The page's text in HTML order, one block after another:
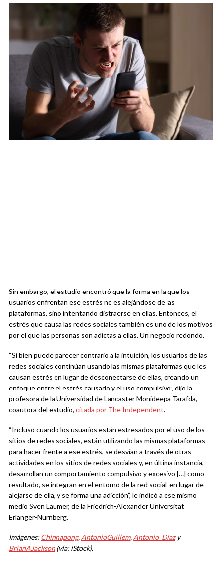
Sin embargo, el estudio encontró que la forma en la que los
usuarios enfrentan ese estrés no es alejándose de las
plataformas, sino intentando distraerse en ellas. Entonces, el
estrés que causa las redes sociales también es uno de los motivos
por el que las personas son adictas a ellas. Un negocio redondo.
“Si bien puede parecer contrario a la intuición, los usuarios de las
redes sociales continúan usando las mismas plataformas que les
causan estrés en lugar de desconectarse de ellas, creando un
enfoque entre el estrés causado y el uso compulsivo”, dijo la
profesora de la Universidad de Lancaster Monideepa Tarafda,
coautora del estudio, citada por The Independent.
“Incluso cuando los usuarios están estresados por el uso de los
sitios de redes sociales, están utilizando las mismas plataformas
para hacer frente a ese estrés, se desvían a través de otras
actividades en los sitios de redes sociales y, en última instancia,
desarrollan un comportamiento compulsivo y excesivo […] como
resultado, se integran en el entorno de la red social, en lugar de
alejarse de ella, y se forma una adicción”, le indicó a ese mismo
medio Sven Laumer, de la Friedrich-Alexander Universitat
Erlanger-Nürnberg.
Imágenes: Chinnapong, AntonioGuillem, Antonio_Diazy
BrianAJackson(vía: iStock).